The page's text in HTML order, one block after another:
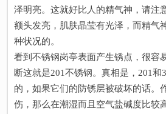
泽明亮。这就好比人的精气神，请注
额头发亮，肌肤晶莹有光泽，而精气
种状况的。
看到不锈钢岗亭表面产生锈点，很容
断这就是201不锈钢。真相是，201和
的，如果它们的防锈层被破坏的话。
伤，那么在潮湿而且空气盐碱度比较